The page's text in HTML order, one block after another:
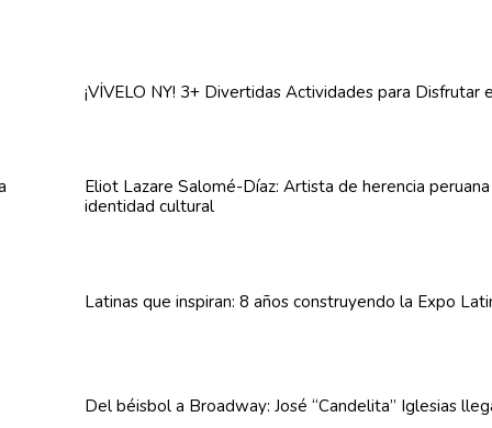
¡VÍVELO NY! 3+ Divertidas Actividadespara Disfrutar
Eliot Lazare Salomé-Díaz: Artista de herencia
identidad cultural
Latinas que inspiran: 8 años construyendo la Expo
Del béisbol a Broadway: José “Candelita” Iglesias